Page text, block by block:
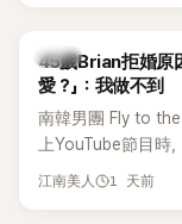
韓星
45歲Brian拒婚原
愛？」：我做不到
南韓男團 Fly to
上YouTube節目時
另一半的口臭、便
江南美人 1 天前